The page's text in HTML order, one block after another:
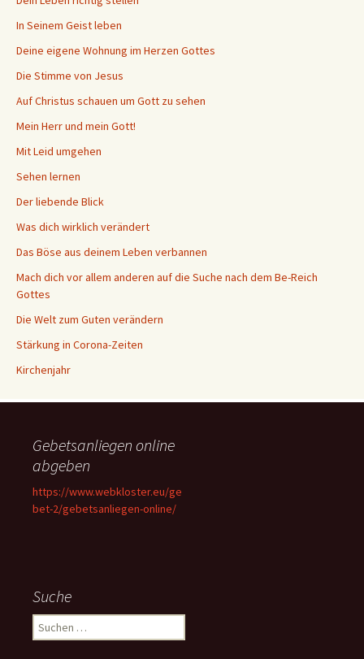
In Seinem Geist leben
Deine eigene Wohnung im Herzen Gottes
Die Stimme von Jesus
Auf Christus schauen um Gott zu sehen
Mein Herr und mein Gott!
Mit Leid umgehen
Sehen lernen
Der liebende Blick
Was dich wirklich verändert
Das Böse aus deinem Leben verbannen
Mach dich vor allem anderen auf die Suche nach dem Be-Reich
Gottes
Die Welt zum Guten verändern
Stärkung in Corona-Zeiten
Kirchenjahr
Gebetsanliegen online
abgeben
https://www.webkloster.eu/ge
bet-2/gebetsanliegen-online/
Suche
Suchen
nach: